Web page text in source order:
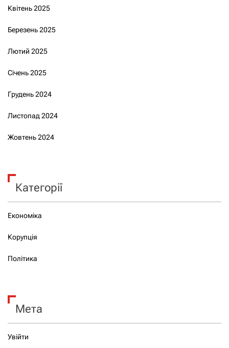
Квітень 2025
Березень 2025
Лютий 2025
Січень 2025
Грудень 2024
Листопад 2024
Жовтень 2024
Категорії
Економіка
Корупція
Політика
Мета
Увійти